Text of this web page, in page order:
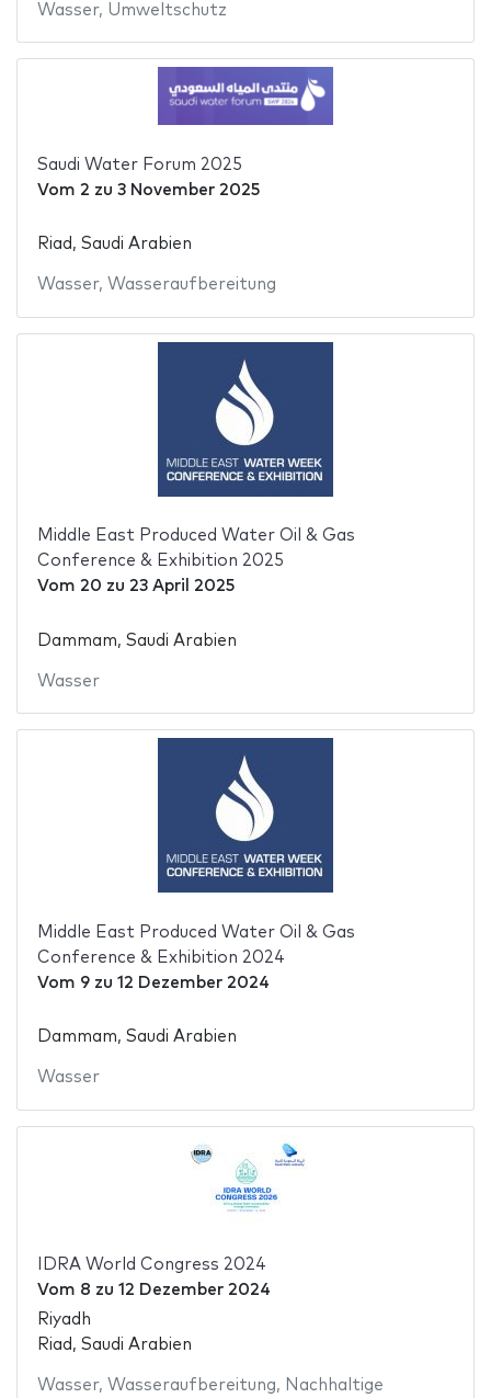
Wasser, Umweltschutz
Saudi Water Forum 2025
Vom 2 zu 3 November 2025
Riad, Saudi Arabien
Wasser, Wasseraufbereitung
Middle East Produced Water Oil & Gas
Conference & Exhibition 2025
Vom 20 zu 23 April 2025
Dammam, Saudi Arabien
Wasser
Middle East Produced Water Oil & Gas
Conference & Exhibition 2024
Vom 9zu 12 Dezember 2024
Dammam, Saudi Arabien
Wasser
IDRA World Congress 2024
Vom 8 zu 12 Dezember 2024
Riyadh
Riad, Saudi Arabien
Wasser, Wasseraufbereitung, Nachhaltige